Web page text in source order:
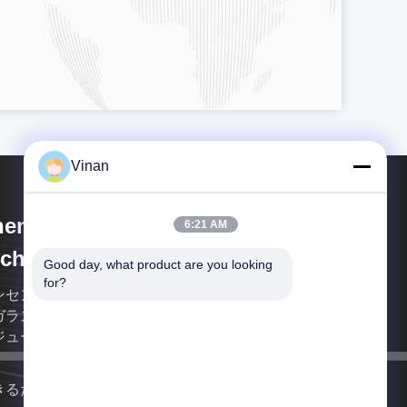
Anpo Intelligence
Co., Ltd.
センAnpoの知性の技術Co.、株式会社はスマート
ラスを専門にしている会社であり、マイクロ表示
ュールは、経験の多くの年を過す。
るだけ早く連絡します
Vinan
6:21 AM
Good day, what product are you looking
for?